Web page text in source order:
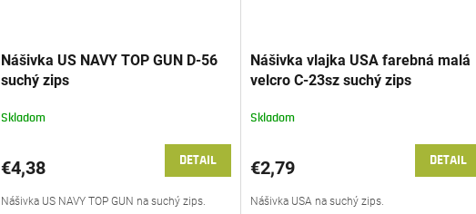
Nášivka US NAVY TOP GUN D-56
suchý zips
Skladom
€4,38 DETAIL
Nášivka US NAVY TOP GUN na suchý zips.
Nášivka vlajka USA farebná malá
velcro C-23sz suchý zips
Skladom
€2,79 DETAIL
Nášivka USA na suchý zips.